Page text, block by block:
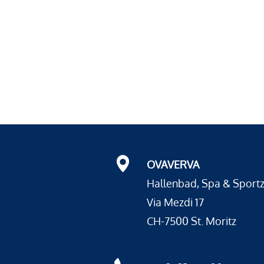
OVAVERVA
Hallenbad, Spa &
Via Mezdi 17
CH-7500 St. Moritz